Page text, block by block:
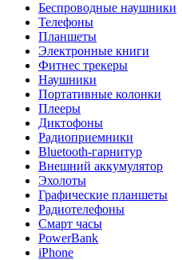
Беспроводные наушники
Телефоны
Планшеты
Электронные книги
Фитнес трекеры
Наушники
Портативные колонки
Плееры
Диктофоны
Радиоприемники
Bluetooth-гарнитур
Внешний аккумулятор
Эхолоты
Графические планшеты
Радиотелефоны
Смарт часы
PowerBank
iPhone